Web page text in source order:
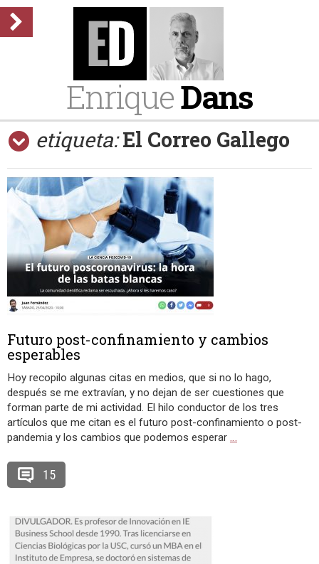
EnriqueDans
etiqueta: El Correo Gallego
Futuro post-confinamiento y cambios
esperables
Hoy recopilo algunas citas en medios, que si no lo hago,
después se me extravían, y no dejan de ser cuestiones que
forman parte de mi actividad. El hilo conductor de los tres
artículos que me citan es el futuro post-confinamiento o post-
pandemia y los cambios que podemos esperar …
15